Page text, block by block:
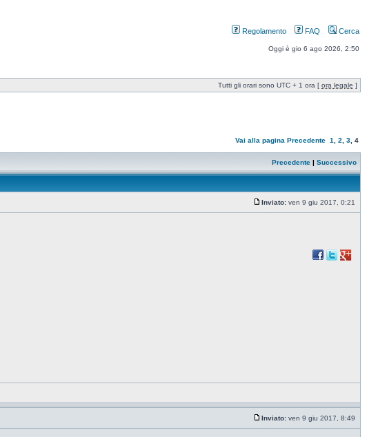
Regolamento FAQ Cerca
Oggi è gio 6 ago 2026, 2:50
Tutti gli orari sono UTC + 1 ora [ ora legale ]
Vai alla pagina Precedente 1 2 3 4
Precedente | Successivo
Inviato: ven 9 giu 2017, 0:21
Inviato: ven 9 giu 2017, 8:49